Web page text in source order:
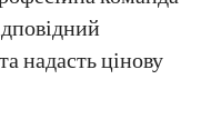
надасть цінову